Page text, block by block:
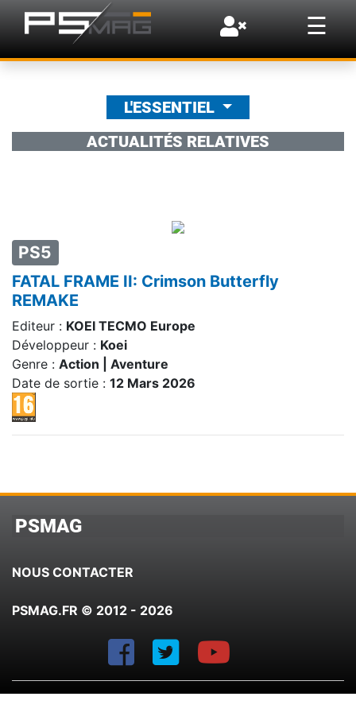
☰
×
L'ESSENTIEL
PS5
FATAL FRAME II: Crimson Butterfly
REMAKE
Editeur : KOEI TECMO Europe
Développeur : Koei
Genre : Action | Aventure
Date de sortie : 12 Mars 2026
ACTUALITÉS RELATIVES
PSMAG
NOUS CONTACTER
PSMAG.FR © 2012 - 2026